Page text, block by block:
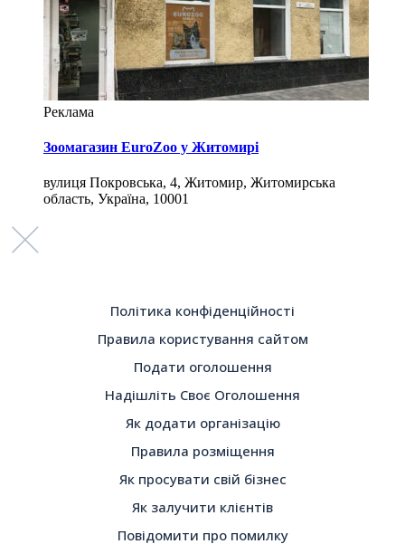
Реклама
Зоомагазин EuroZoo у Житомирі
вулиця Покровська, 4, Житомир, Житомирська
область, Україна, 10001
Політика конфіденційності
Правила користування сайтом
Подати оголошення
Надішліть Своє Оголошення
Як додати організацію
Правила розміщення
Як просувати свій бізнес
Як залучити клієнтів
Повідомити про помилку